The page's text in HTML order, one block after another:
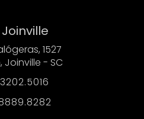
1527
Joinville - SC